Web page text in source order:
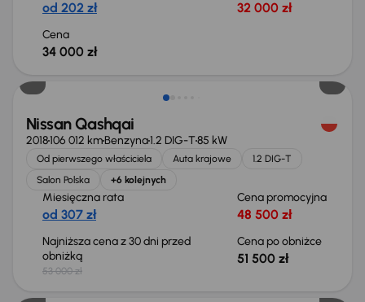
od 202 zł 32 000 zł
Cena
34 000 zł
Nissan Qashqai
2018106 012 kmBenzyna1.2 DIG-T85 kW
Od pierwszego właściciela Auta krajowe
1.2 DIG-T
Salon Polska
+6 kolejnych
Miesięczna rata
od 307 zł
Cena promocyjna
48 500 zł
Najniższa cena z 30 dni przed
obniżką
53 000 zł
Cena po obniżce
51 500 zł
Taniej o 1 000 zł